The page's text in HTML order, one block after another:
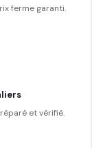
ferme garanti.
et vérifié.